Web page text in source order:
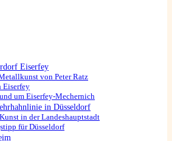
Eiserfey
von Peter Ratz
Eiserfey
um Eiserfey-Mechernich
in Düsseldorf
in der Landeshauptstadt
für Düsseldorf